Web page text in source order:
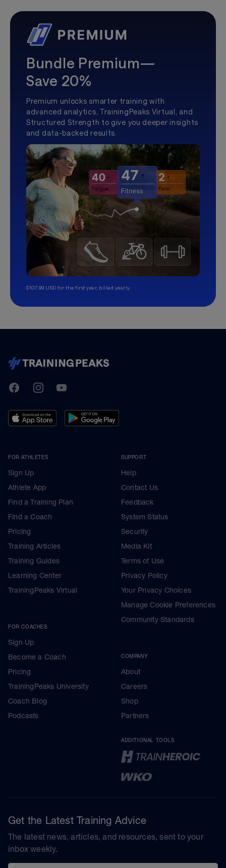
Bundle Premium—
Save 20%
Premium unlocks smarter training with
advanced analytics, TrainingPeaks Virtual, and
Structured Strength to give you deeper insights
and data-backed results.
$107.99 USD for the first year, billed yearly.
TrainingPeaks
FacebookInstagramYoutube
FOR ATHLETES
Sign Up
Athlete App
Find a Training Plan
Find a Coach
Pricing
Training Articles
Training Guides
Learning Center
TrainingPeaks Virtual
FOR COACHES
Sign Up
Become a Coach
Pricing
TrainingPeaks University
Coach Blog
Podcasts
SUPPORT
Help
Contact Us
Feedback
System Status
Security
Media Kit
Terms of Use
Privacy Policy
Your Privacy Choices
Manage Cookie Preferences
Community Standards
COMPANY
About
Careers
Shop
Partners
ADDITIONAL TOOLS
Get the Latest Training Advice
The latest news, articles, and resources, sent to your
inbox weekly.